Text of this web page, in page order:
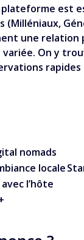
est
une relation
On y
nomads
locale
l’hôte